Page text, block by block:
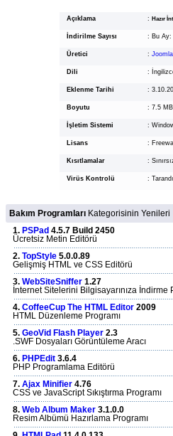
Açıklama : Hazır
İndirilme Sayısı : Bu Ay:
Üretici :
Dili :
Eklenme Tarihi :
Boyutu : 7.5 MB
İşletim Sistemi :
Lisans :
Kısıtlamalar :
Virüs Kontrolü :
Bakım Programları Kategorisinin Yenileri
1. PSPad 4.5.7 Build 2450
Ücretsiz Metin Editörü
2. TopStyle 5.0.0.89
Gelişmiş HTML ve CSS Editörü
3. WebSiteSniffer 1.27
İnternet Sitelerini Bilgisayarınıza İndirme
4. CoffeeCup The HTML Editor 2009
HTML Düzenleme Programı
5. GeoVid Flash Player 2.3
.SWF Dosyaları Görüntüleme Aracı
6. PHPEdit 3.6.4
PHP Programlama Editörü
7. Ajax Minifier 4.76
CSS ve JavaScript Sıkıştırma Programı
8. Web Album Maker 3.1.0.0
Resim Albümü Hazırlama Programı